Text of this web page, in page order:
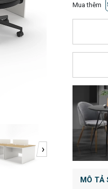
›
Mua thêm
MÔ TẢ